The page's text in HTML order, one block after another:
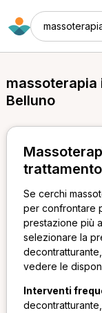
massoterapia
Belluno
Se cerchi
per confrontare
prestazione più
selezionare la
vedere le
Interventi